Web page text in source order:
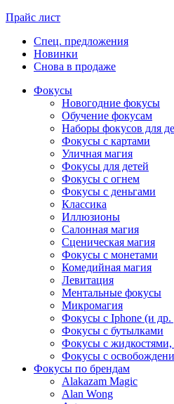
Прайс лист
Спец. предложения
Новинки
Снова в продаже
Фокусы
Новогодние фокусы
Обучение фокусам
Наборы фокусов для
Фокусы с картами
Уличная магия
Фокусы для детей
Фокусы с огнем
Фокусы с деньгами
Классика
Иллюзионы
Салонная магия
Сценическая магия
Фокусы с монетами
Комедийная магия
Левитация
Ментальные фокусы
Микромагия
Фокусы с Iphone (и др.
Фокусы с бутылками
Фокусы с жидкостями,
Фокусы с
Фокусы по брендам
Alakazam Magic
Alan Wong